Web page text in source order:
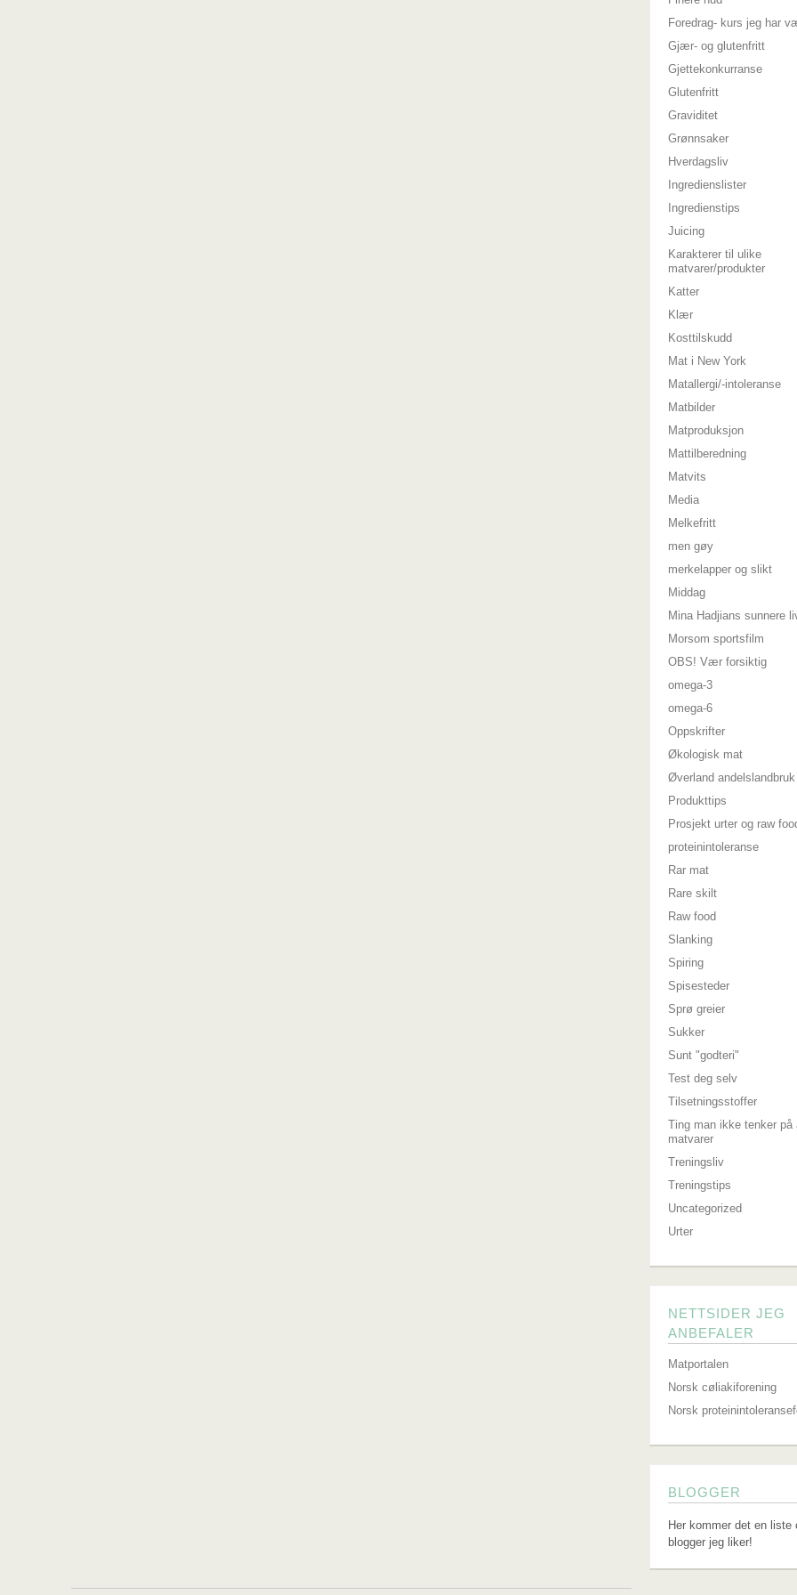
Foredrag- kurs jeg har
Gjær- og glutenfritt
Gjettekonkurranse
Glutenfritt
Graviditet
Grønnsaker
Hverdagsliv
Ingredienslister
Ingredienstips
Juicing
Karakterer til ulike
matvarer/produkter
Katter
Klær
Kosttilskudd
Mat i New York
Matallergi/-intoleranse
Matbilder
Matproduksjon
Mattilberedning
Matvits
Media
Melkefritt
men gøy
merkelapper og slikt
Middag
Mina Hadjians sunnere
Morsom sportsfilm
OBS! Vær forsiktig
omega-3
omega-6
Oppskrifter
Økologisk mat
Øverland andelslandbruk
Produkttips
Prosjekt urter og raw
proteinintoleranse
Rar mat
Rare skilt
Raw food
Slanking
Spiring
Spisesteder
Sprø greier
Sukker
Sunt "godteri"
Test deg selv
Tilsetningsstoffer
Ting man ikke tenker på
matvarer
Treningsliv
Treningstips
Uncategorized
Urter
NETTSIDER JEG
ANBEFALER
Matportalen
Norsk cøliakiforening
Norsk
BLOGGER
Her kommer det en liste
blogger jeg liker!